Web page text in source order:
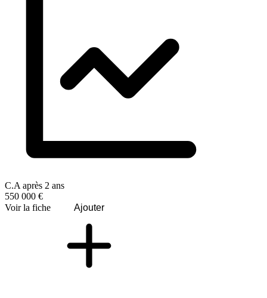
C.A après 2 ans
550 000 €
Voir la fiche
Ajouter